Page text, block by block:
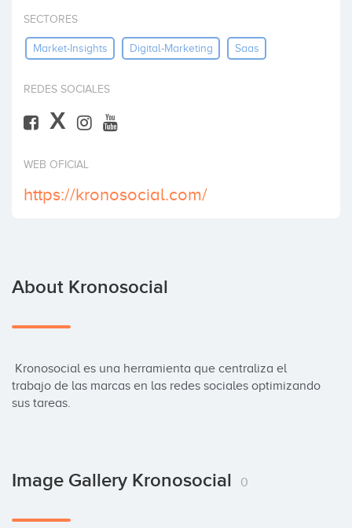
Invest
SECTORES
Market-Insights Digital-Marketing Saas
REDES SOCIALES
X
WEB OFICIAL
https://kronosocial.com/
About Kronosocial
trabajo de las marcas en las redes sociales optimizando
sus tareas.
Image Gallery Kronosocial 0